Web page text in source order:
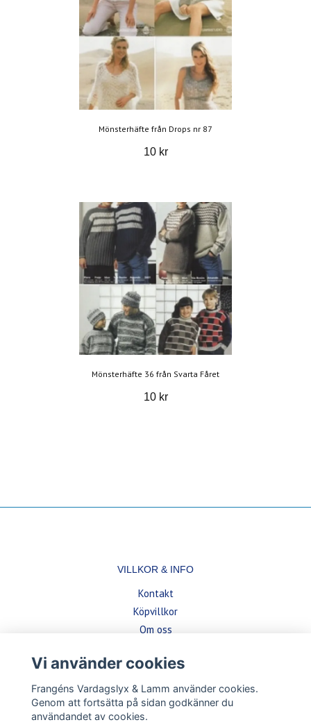
Mönsterhäfte från Drops nr 87
10 kr
Mönsterhäfte 36 från Svarta Fåret
10 kr
VILLKOR & INFO
Kontakt
Köpvillkor
Om oss
BETALSÄTT
Vi använder cookies
Frangéns Vardagslyx & Lamm använder cookies.
Genom att fortsätta på sidan godkänner du
användandet av cookies.